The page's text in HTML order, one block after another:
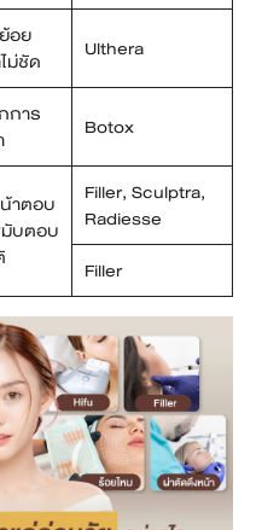
อย
ม่ชัด
Ulthera
การ
Botox
าตอบ
บตอบ
Filler, Sculptra,
Radiesse
Filler